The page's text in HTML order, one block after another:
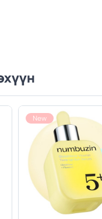
New